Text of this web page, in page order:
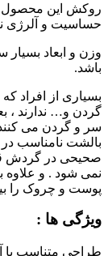
روکش این محصول
حساسیت و آلرژی
وزن و ابعاد
باشد.
بسیاری از افراد
گردن و… ندارند ،
سر و گردن می کنند.
بالشت نامناسب
صحیحی در گردش
نمی شود . و علاوه
پوست و چروک را
ویژگی ها :
طراحی متناسب با